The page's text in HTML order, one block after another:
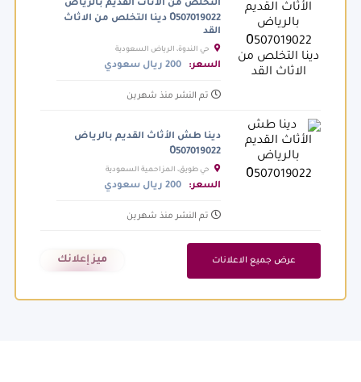
التخلص من الأثاث القديم بالرياض
0َ507019022 دينا التخلص من الاثاث
القد
السعر: 200 ريال سعودي
تم النشر منذ شهرين
دينا طش الأثاث القديم بالرياض
0َ507019022
السعر: 200 ريال سعودي
تم النشر منذ شهرين
عرض جميع الاعلانات ميز إعلانك